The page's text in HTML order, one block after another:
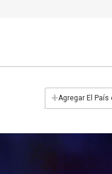
+Agregar El País